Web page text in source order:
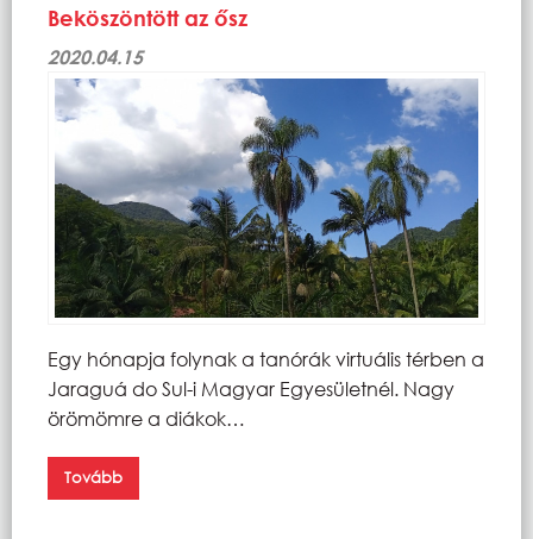
Beköszöntött az ősz
2020.04.15
Egy hónapja folynak a tanórák virtuális térben a
Jaraguá do Sul-i Magyar Egyesületnél. Nagy
örömömre a diákok…
Tovább